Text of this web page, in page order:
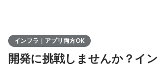
インフラ｜アプリ両方OK
開発に挑戦しませんか？イ